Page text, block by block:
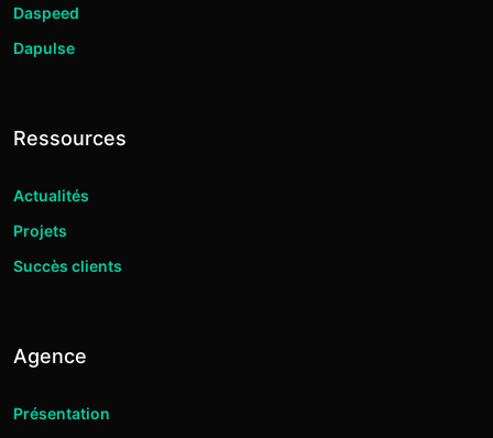
Daspeed
Dapulse
Ressources
Actualités
Projets
Succès clients
Agence
Présentation